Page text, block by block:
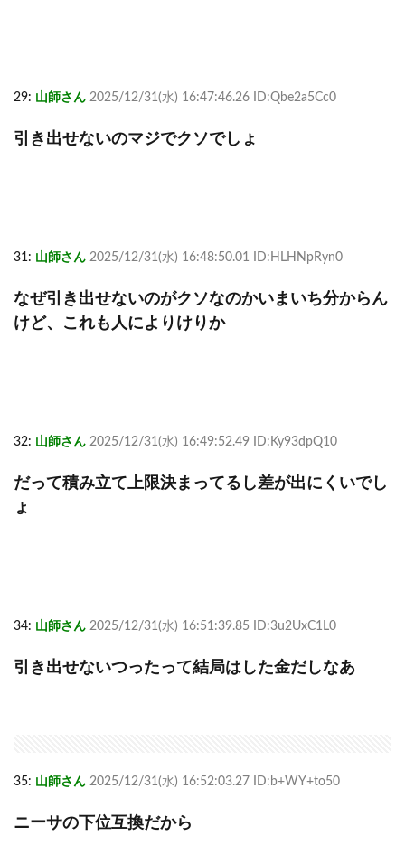
29: 山師さん 2025/12/31(水) 16:47:46.26 ID:Qbe2a5Cc0
引き出せないのマジでクソでしょ
31: 山師さん 2025/12/31(水) 16:48:50.01 ID:HLHNpRyn0
なぜ引き出せないのがクソなのかいまいち分からん
けど、これも人によりけりか
32: 山師さん 2025/12/31(水) 16:49:52.49 ID:Ky93dpQ10
だって積み立て上限決まってるし差が出にくいでし
ょ
34: 山師さん 2025/12/31(水) 16:51:39.85 ID:3u2UxC1L0
引き出せないつったって結局はした金だしなあ
35: 山師さん 2025/12/31(水) 16:52:03.27 ID:b+WY+to50
ニーサの下位互換だから